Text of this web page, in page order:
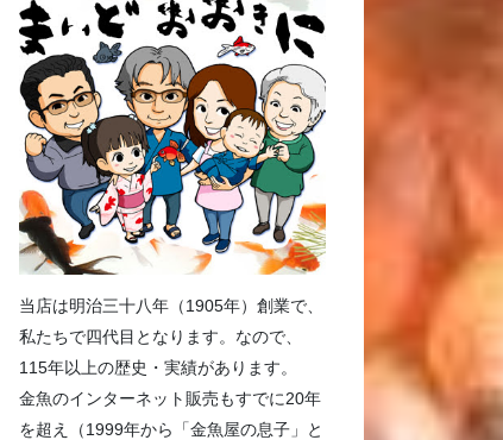
当店は明治三十八年（1905年）創業で、
私たちで四代目となります。なので、
115年以上の歴史・実績があります。
金魚のインターネット販売もすでに20年
を超え（1999年から「金魚屋の息子」と